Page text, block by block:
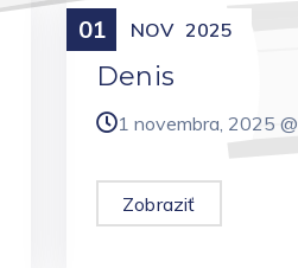
01 NOV 2025
Meniny
Denis
1 novembra, 2025 @
Zobraziť